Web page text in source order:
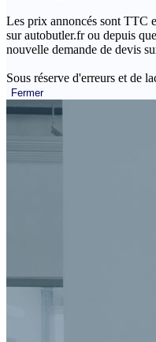
Les prix annoncés sont TTC
sur autobutler.fr ou depuis
nouvelle demande de devis
Sous réserve d'erreurs et de
Fermer